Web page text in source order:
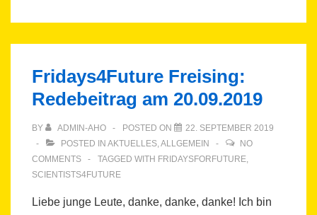
Fridays4Future Freising:
Redebeitrag am 20.09.2019
BY ADMIN-AHO POSTED ON
22. SEPTEMBER 2019
POSTED IN AKTUELLES,ALLGEMEIN
NO
COMMENTS
TAGGED WITH FRIDAYSFORFUTURE,
SCIENTISTS4FUTURE
Liebe junge Leute, danke, danke, danke! Ich bin